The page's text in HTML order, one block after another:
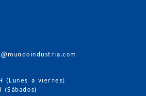
(Lunes a viernes)
(Sábados)